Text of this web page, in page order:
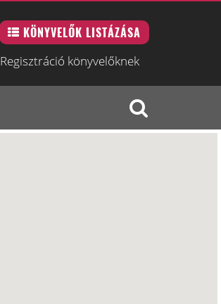
KÖNYVELŐK LISTÁZÁSA
Regisztráció könyvelőknek